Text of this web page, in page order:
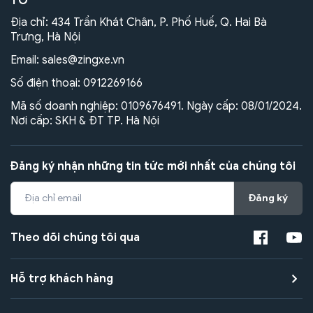
Địa chỉ: 434 Trần Khát Chân, P. Phố Huế, Q. Hai Bà
Trưng, Hà Nội
Email: sales@zingxe.vn
Số điện thoại: 0912269166
Mã số doanh nghiệp: 0109676491. Ngày cấp: 08/01/2024.
Nơi cấp: SKH & ĐT TP. Hà Nội
Đăng ký nhận những tin tức mới nhất của chúng tôi
Đăng ký
Theo dõi chúng tôi qua
Hỗ trợ khách hàng